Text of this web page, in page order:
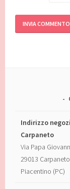
Indirizzo
Carpaneto
Via Papa
29013 Carpaneto
Piacentino (PC)